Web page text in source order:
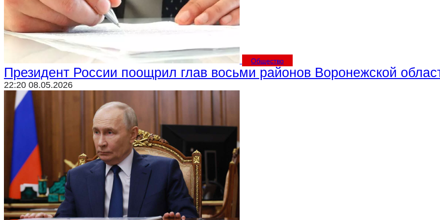
Криминал
Спорт
Черноземье
Россия
Общество
Президент России поощрил глав восьми районов Воронежской
22:20 08.05.2026